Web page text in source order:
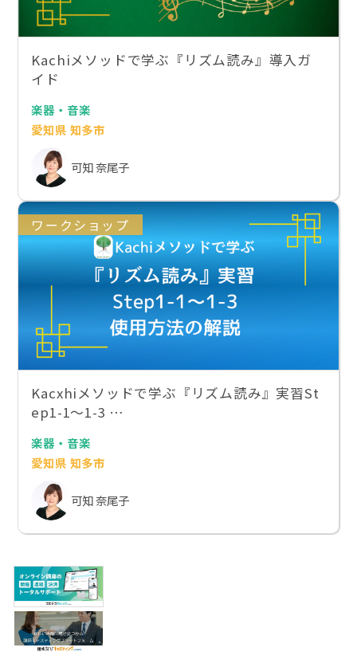
Kachiメソッドで学ぶ『リズム読み』導入ガ
イド
楽器・音楽
愛知県 知多市
可知 奈尾子
ワークショップ
Kacxhiメソッドで学ぶ『リズム読み』実習St
ep1-1〜1-3 …
楽器・音楽
愛知県 知多市
可知 奈尾子